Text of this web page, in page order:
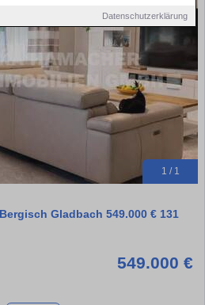
Datenschutzerklärung
1 / 1
Gladbach 549.000 € 131
549.000 €